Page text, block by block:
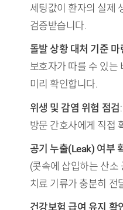
세팅값이 환자의 실제
검증받습니다.
돌발 상황 대처 기준 마
보호자가 따를 수 있는
미리 확인합니다.
위생 및 감염 위험 점검
방문 간호사에게 직접
공기 누출(Leak) 여부
(콧속에 삽입하는 산소
치료 기류가 충분히 전
건강보험 급여 유지 확